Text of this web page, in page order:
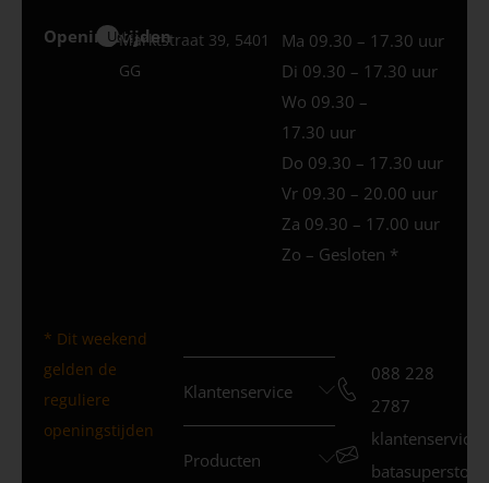
Openingstijden
Uden
Marktstraat 39, 5401
GG
Ma 09.30 – 17.30 uur
Di 09.30 – 17.30 uur
Wo 09.30 –
17.30 uur
Do 09.30 – 17.30 uur
Vr 09.30 – 20.00 uur
Za 09.30 – 17.00 uur
Zo – Gesloten *
* Dit weekend
gelden de
reguliere
openingstijden
Klantenservice
Producten
088 228
2787